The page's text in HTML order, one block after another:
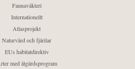
Faunaväkteri
Internationellt
Atlasprojekt
Naturvård och fjärilar
EUs habitatdirektiv
med åtgärdsprogram